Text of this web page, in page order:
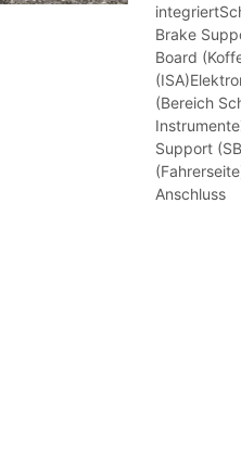
Brake
Board
(Bereich
Support
Anschluss